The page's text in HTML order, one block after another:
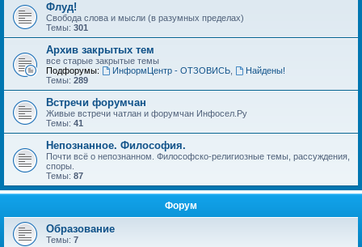
Флуд!
Свобода слова и мысли (в разумных пределах)
Темы: 301
Архив закрытых тем
все старые закрытые темы
Подфорумы:
ИнформЦентр - ОТЗОВИСЬ,
Найдены!
Темы: 289
Встречи форумчан
Живые встречи чатлан и форумчан Инфосел.Ру
Темы: 41
Непознанное. Философия.
Почти всё о непознанном. Философско-религиозные темы, рассуждения,
споры.
Темы: 87
Форум
Образование
Темы: 7